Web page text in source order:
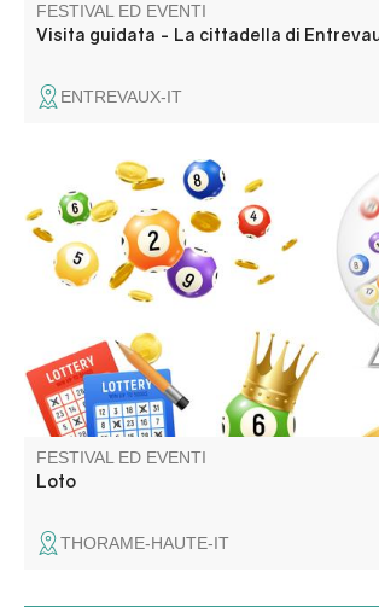
FESTIVAL ED EVENTI
Visita guidata - La cittadella di
ENTREVAUX-IT
Super Loto du comité des fêtes avec des
gogo !
FESTIVAL ED EVENTI
Loto
THORAME-HAUTE-IT